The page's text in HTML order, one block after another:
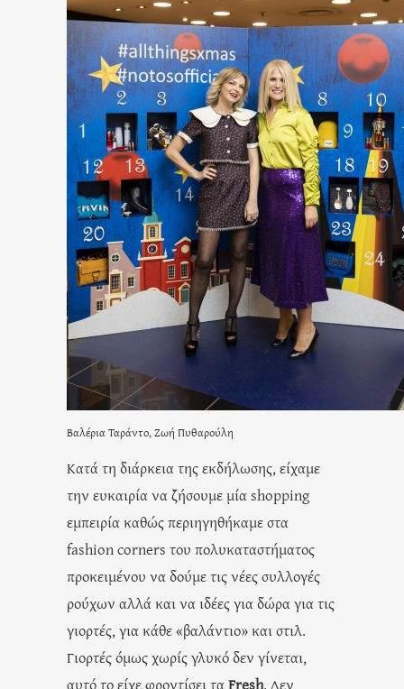
Βαλέρια Ταράντο, Ζωή Πυθαρούλη
Κατά τη διάρκεια της εκδήλωσης, είχαμε
την ευκαιρία να ζήσουμε μία shopping
εμπειρία καθώς περιηγηθήκαμε στα
fashion corners του πολυκαταστήματος
προκειμένου να δούμε τις νέες συλλογές
ρούχων αλλά και να ιδέες για δώρα για τις
γιορτές, για κάθε «βαλάντιο» και στιλ.
Γιορτές όμως χωρίς γλυκό δεν γίνεται,
αυτό το είχε φροντίσει ταFresh. Δεν